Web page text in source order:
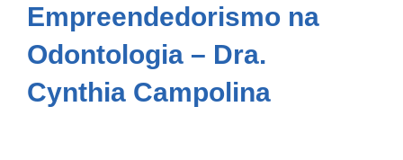
Empreendedorismo na
Odontologia – Dra.
Cynthia Campolina